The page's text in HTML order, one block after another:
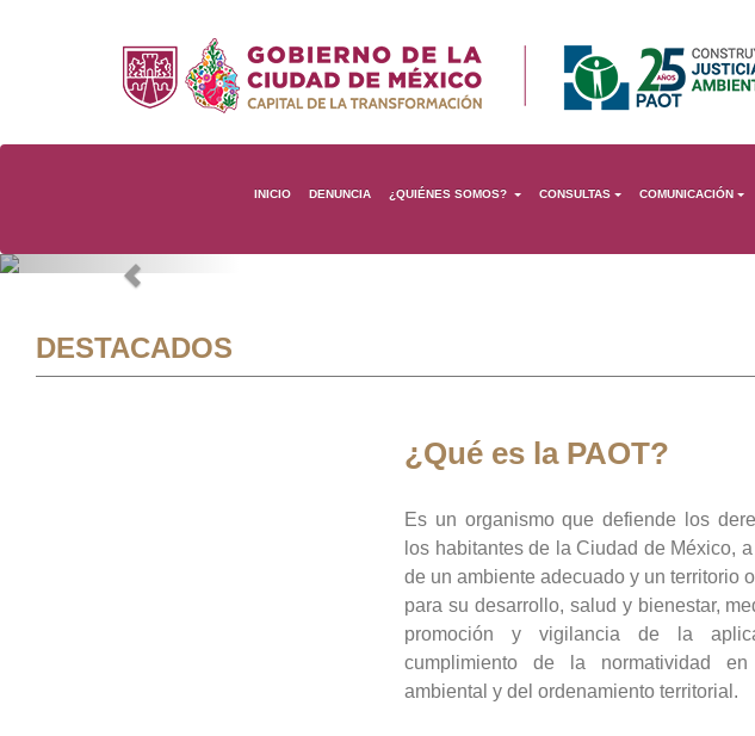
INICIO DENUNCIA ¿QUIÉNES SOMOS? CONSULTAS COMUNICACIÓN
Previous
DESTACADOS
¿Qué es la PAOT?
Es un organismo que defiende los
los habitantes de la Ciudad de México,
de un ambiente adecuado y un territorio
para su desarrollo, salud y bienestar,
promoción y vigilancia de la
cumplimiento de la normatividad en
ambiental y del ordenamiento territorial.